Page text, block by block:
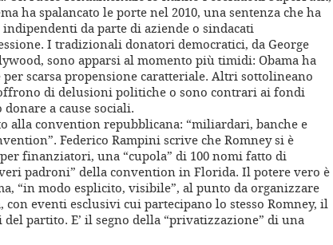
ha spalancato le porte nel 2010, una sentenza che ha
da parte di aziende o sindacati
I tradizionali donatori democratici, da George
sono apparsi al momento più timidi: Obama ha
scarsa propensione caratteriale. Altri sottolineano
di delusioni politiche o sono contrari ai fondi
a cause sociali.
alla convention repubblicana: “miliardari, banche e
Federico Rampini scrive che Romney si è
finanziatori, una “cupola” di 100 nomi fatto di
padroni” della convention in Florida. Il potere vero è
“in modo esplicito, visibile”, al punto da organizzare
eventi esclusivi cui partecipano lo stesso Romney, il
partito. E’ il segno della “privatizzazione” di una